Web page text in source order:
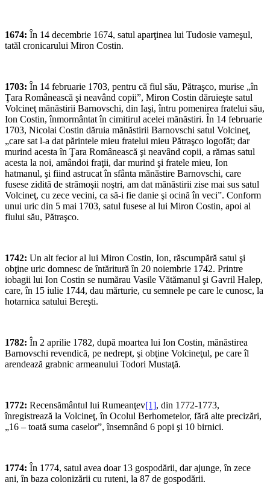
1674: În 14 decembrie 1674, satul aparţinea lui Tudosie vameşul,
tatăl cronicarului Miron Costin.
1703: În 14 februarie 1703, pentru că fiul său, Pătraşco, murise „în
Ţara Românească şi neavând copii”, Miron Costin dăruieşte satul
Volcineţ mănăstirii Barnovschi, din Iaşi, întru pomenirea fratelui său,
Ion Costin, înmormântat în cimitirul acelei mănăstiri. În 14 februarie
1703, Nicolai Costin dăruia mănăstirii Barnovschi satul Volcineţ,
„care sat l-a dat părintele mieu fratelui mieu Pătraşco logofăt; dar
murind acesta în Ţara Românească şi neavând copii, a rămas satul
acesta la noi, amândoi fraţii, dar murind şi fratele mieu, Ion
hatmanul, şi fiind astrucat în sfânta mănăstire Barnovschi, care
fusese zidită de strămoşii noştri, am dat mănăstirii zise mai sus satul
Volcineţ, cu zece vecini, ca să-i fie danie şi ocină în veci”. Conform
unui uric din 5 mai 1703, satul fusese al lui Miron Costin, apoi al
fiului său, Pătraşco.
1742: Un alt fecior al lui Miron Costin, Ion, răscumpără satul şi
obţine uric domnesc de întăritură în 20 noiembrie 1742. Printre
iobagii lui Ion Costin se numărau Vasile Vătămanul şi Gavril Halep,
care, în 15 iulie 1744, dau mărturie, cu semnele pe care le cunosc, la
hotarnica satului Bereşti.
1782: În 2 aprilie 1782, după moartea lui Ion Costin, mănăstirea
Barnovschi revendică, pe nedrept, şi obţine Volcineţul, pe care îl
arendează grabnic armeanului Todori Mustaţă.
1772: Recensământul lui Rumeanţev[1], din 1772-1773,
înregistrează la Volcineţ, în Ocolul Berhometelor, fără alte precizări,
„16 – toată suma caselor”, însemnând 6 popi şi 10 birnici.
1774: În 1774, satul avea doar 13 gospodării, dar ajunge, în zece
ani, în baza colonizării cu ruteni, la 87 de gospodării.